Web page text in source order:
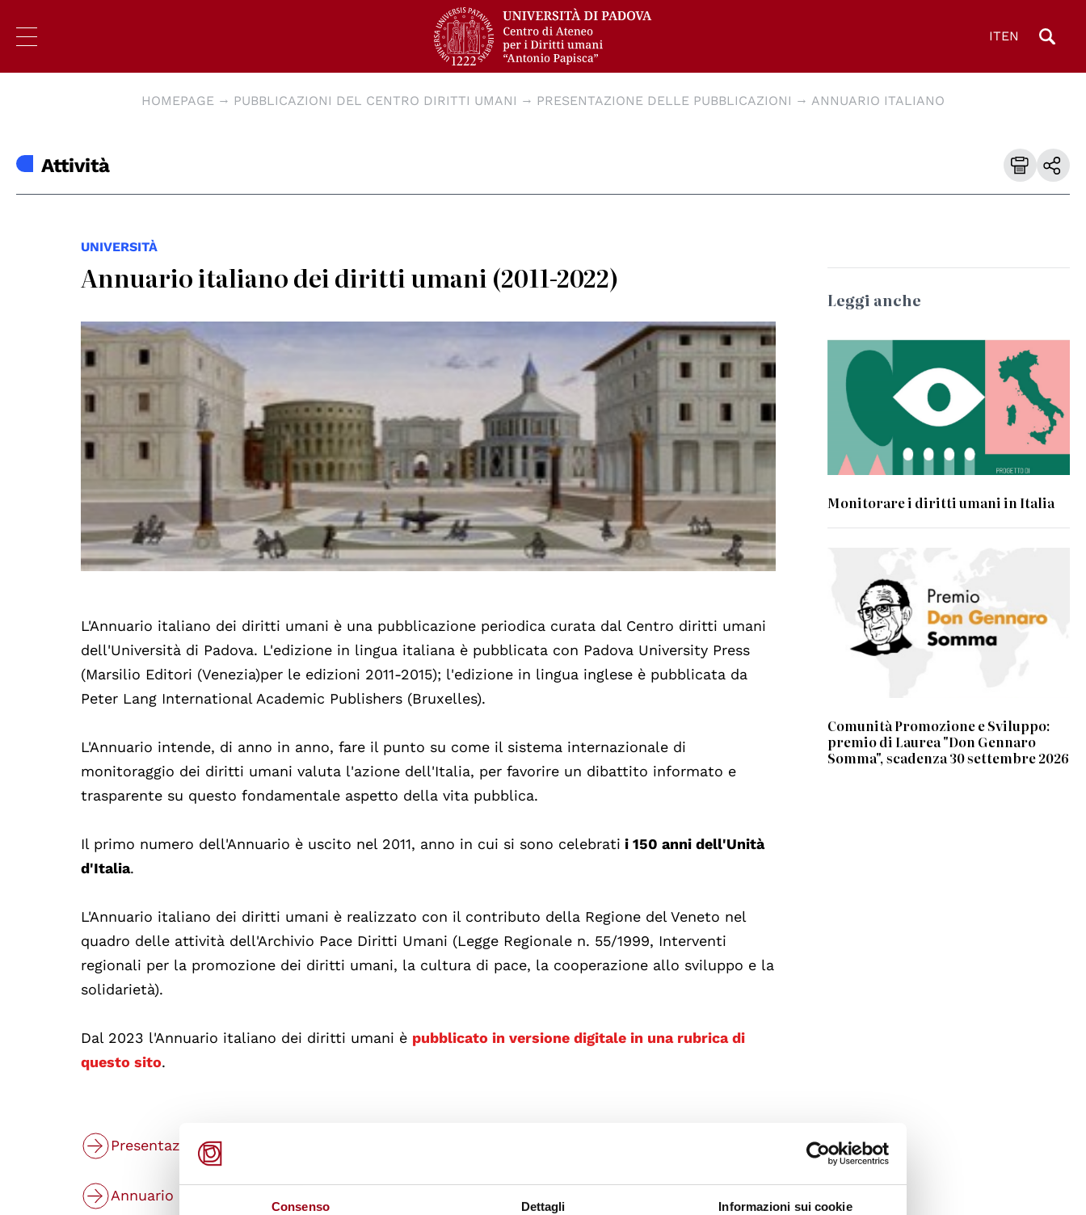
Consenso Dettagli Informazioni sui cookie
ITEN
HOMEPAGE PUBBLICAZIONI DEL CENTRO DIRITTI UMANI PRESENTAZIONE DELLE PUBBLICAZIONI ANNUARIO ITALIANO
Attività
UNIVERSITÀ
Annuario italiano dei diritti umani (2011-2022)
L'Annuario italiano dei diritti umani è una pubblicazione periodica curata dal Centro diritti umani
dell'Università di Padova. L'edizione in lingua italiana è pubblicata con Padova University Press
(Marsilio Editori (Venezia)per le edizioni 2011-2015); l'edizione in lingua inglese è pubblicata da
Peter Lang International Academic Publishers (Bruxelles).
L'Annuario intende, di anno in anno, fare il punto su come il sistema internazionale di
monitoraggio dei diritti umani valuta l'azione dell'Italia, per favorire un dibattito informato e
trasparente su questo fondamentale aspetto della vita pubblica.
Il primo numero dell'Annuario è uscito nel 2011, anno in cui si sono celebrati i 150 anni dell'Unità
d'Italia.
L'Annuario italiano dei diritti umani è realizzato con il contributo della Regione del Veneto nel
quadro delle attività dell'Archivio Pace Diritti Umani (Legge Regionale n. 55/1999, Interventi
regionali per la promozione dei diritti umani, la cultura di pace, la cooperazione allo sviluppo e la
solidarietà).
Dal 2023 l'Annuario italiano dei diritti umani è pubblicato in versione digitale in una rubrica di
questo sito.
Presentazioni pubbliche
Annuario italiano dei diritti umani 2022
Leggi anche
Monitorare i diritti umani in Italia
Comunità Promozione e Sviluppo:
premio di Laurea "Don Gennaro
Somma", scadenza 30 settembre 2026